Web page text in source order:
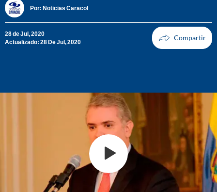
Por: Noticias Caracol
28 de Jul, 2020
Actualizado: 28 De Jul, 2020